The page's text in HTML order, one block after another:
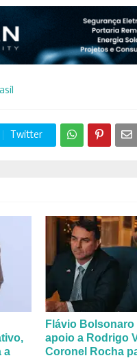
Twitter
a
Flávio
apoio a Rodrigo
Coronel Rocha